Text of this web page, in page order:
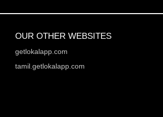
OUR OTHER WEBSITES
getlokalapp.com
tamil.getlokalapp.com